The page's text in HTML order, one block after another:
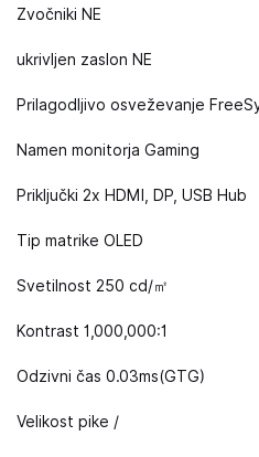
Zvočniki NE
ukrivljen zaslon NE
Prilagodljivo osveževanje
Namen monitorja Gaming
Priključki 2x HDMI, DP, USB Hub
Tip matrike OLED
Svetilnost 250 cd/㎡
Kontrast 1,000,000:1
Odzivni čas 0.03ms(GTG)
Velikost pike /